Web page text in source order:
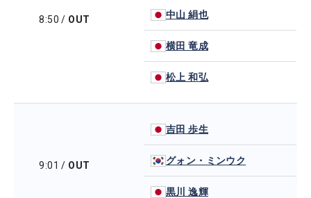
8:50 / OUT 中山 絹也
横田 竜成
松上 和弘
9:01 / OUT
吉田 歩生
グォン・ミンウク
黒川 逸輝